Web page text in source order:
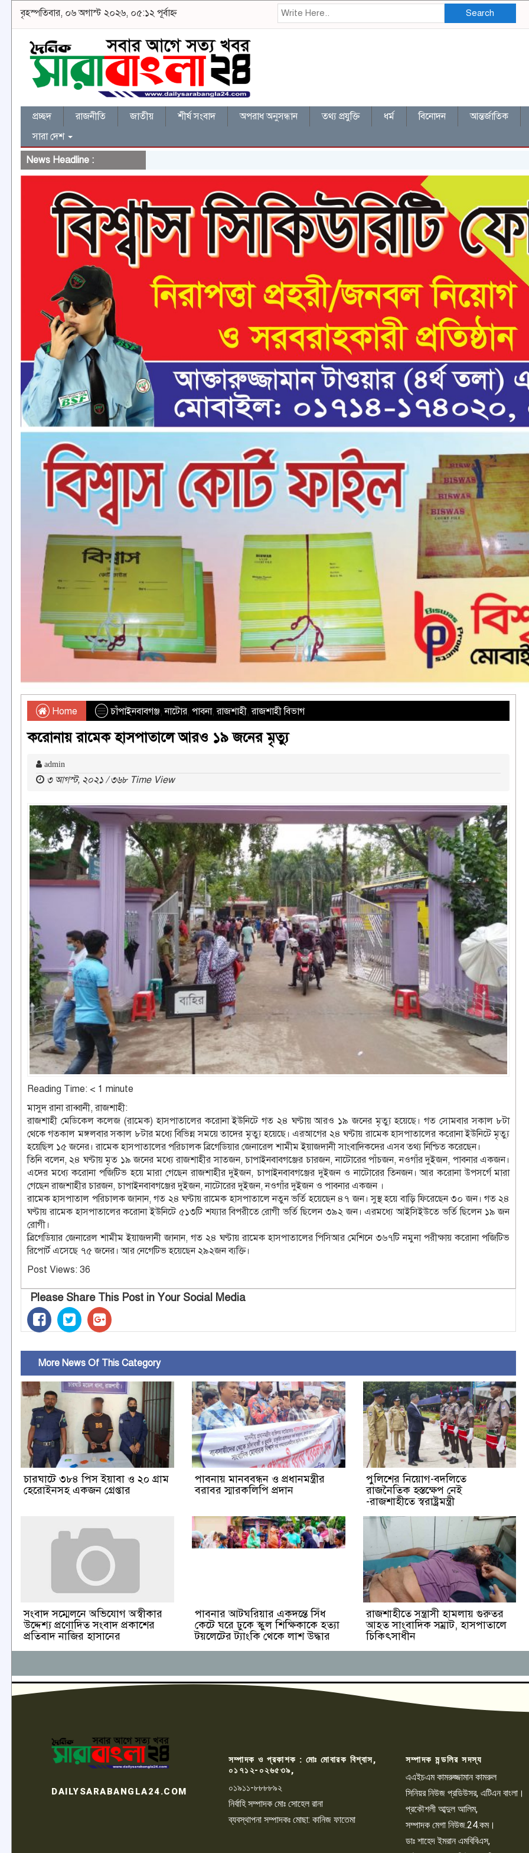
বৃহস্পতিবার, ০৬ অগাস্ট ২০২৬, ০৫:১২ পূর্বাহ্ন Search
প্রচ্ছদ রাজনীতি জাতীয় শীর্ষ সংবাদ অপরাধ অনুসন্ধান তথ্য প্রযুক্তি ধর্ম বিনোদন আন্তর্জাতিক
সারা দেশ
News Headline :
Home চাঁপাইনবাবগঞ্জ,নাটোর, পাবনা,রাজশাহী,রাজশাহী বিভাগ
করোনায় রামেক হাসপাতালে আরও ১৯ জনের মৃত্যু
admin
৩ আগস্ট, ২০২১ / ৩৬৮ Time View
Reading Time: < 1 minute
মাসুদ রানা রাব্বানী, রাজশাহী:
রাজশাহী মেডিকেল কলেজ (রামেক) হাসপাতালের করোনা ইউনিটে গত ২৪ ঘণ্টায় আরও ১৯ জনের মৃত্যু হয়েছে। গত সোমবার সকাল ৮টা
থেকে গতকাল মঙ্গলবার সকাল ৮টার মধ্যে বিভিন্ন সময়ে তাদের মৃত্যু হয়েছে। এরআগের ২৪ ঘণ্টায় রামেক হাসপাতালের করোনা ইউনিটে মৃত্যু
হয়েছিল ১৫ জনের। রামেক হাসপাতালের পরিচালক ব্রিগেডিয়ার জেনারেল শামীম ইয়াজদানী সাংবাদিকদের এসব তথ্য নিশ্চিত করেছেন।
তিনি বলেন, ২৪ ঘণ্টায় মৃত ১৯ জনের মধ্যে রাজশাহীর সাতজন, চাপাইনবাবগঞ্জের চারজন, নাটোরের পাঁচজন, নওগাঁর দুইজন, পাবনার একজন।
এদের মধ্যে করোনা পজিটিভ হয়ে মারা গেছেন রাজশাহীর দুইজন, চাপাইনবাবগঞ্জের দুইজন ও নাটোরের তিনজন। আর করোনা উপসর্গে মারা
গেছেন রাজশাহীর চারজন, চাপাইনবাবগঞ্জের দুইজন, নাটোরের দুইজন, নওগাঁর দুইজন ও পাবনার একজন ।
রামেক হাসপাতাল পরিচালক জানান, গত ২৪ ঘণ্টায় রামেক হাসপাতালে নতুন ভর্তি হয়েছেন ৪৭ জন। সুস্থ হয়ে বাড়ি ফিরেছেন ৩০ জন। গত ২৪
ঘণ্টায় রামেক হাসপাতালের করোনা ইউনিটে ৫১৩টি শয্যার বিপরীতে রোগী ভর্তি ছিলেন ৩৯২ জন। এরমধ্যে আইসিইউতে ভর্তি ছিলেন ১৯ জন
রোগী।
ব্রিগেডিয়ার জেনারেল শামীম ইয়াজদানী জানান, গত ২৪ ঘণ্টায় রামেক হাসপাতালের পিসিআর মেশিনে ৩৬৭টি নমুনা পরীক্ষায় করোনা পজিটিভ
রিপোর্ট এসেছে ৭৫ জনের। আর নেগেটিভ হয়েছেন ২৯২জন ব্যক্তি।
Post Views: 36
Please Share This Post in Your Social Media
More News Of This Category
চারঘাটে ৩৮৪ পিস ইয়াবা ও ২০ গ্রাম
হেরোইনসহ একজন গ্রেপ্তার
পাবনায় মানববন্ধন ও প্রধানমন্ত্রীর
বরাবর স্মারকলিপি প্রদান
পুলিশের নিয়োগ-বদলিতে
রাজনৈতিক হস্তক্ষেপ নেই
-রাজশাহীতে স্বরাষ্ট্রমন্ত্রী
সংবাদ সম্মেলনে অভিযোগ অস্বীকার
উদ্দেশ্য প্রণোদিত সংবাদ প্রকাশের
প্রতিবাদ নাজির হাসানের
পাবনার আটঘরিয়ার একদন্তে সিঁধ
কেটে ঘরে ঢুকে স্কুল শিক্ষিকাকে হত্যা
টয়লেটের ট্যাংকি থেকে লাশ উদ্ধার
রাজশাহীতে সন্ত্রাসী হামলায় গুরুতর
আহত সাংবাদিক সম্রাট, হাসপাতালে
চিকিৎসাধীন
DAILYSARABANGLA24.COM
সম্পাদক ও প্রকাশক : মোঃ মোবারক বিশ্বাস,
০১৭১২-০২৬৫৩৯,
০১৯১১-৮৮৮৮৯২
নির্বাহি সম্পাদক মোঃ সোহেল রানা
ব্যবস্থাপনা সম্পাদকঃ মোছা: কানিজ ফাতেমা
সম্পাদক মন্ডলির সদস্য
এএইচএম কামরুজ্জামান কামরুল
সিনিয়র নিউজ প্রডিউসর, এটিএন বাংলা।
প্রকৌশলী আব্দুল আলিম,
সম্পাদক মেগা নিউজ.24.কম।
ডাঃ শাহেদ ইমরান এমবিবিএস,